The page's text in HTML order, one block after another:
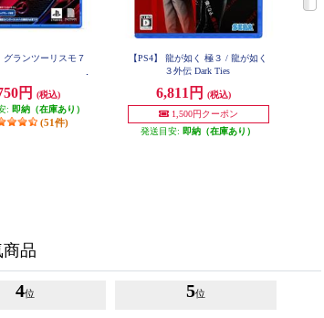
グランツーリスモ７
円
(税込)
: 即納（在庫あり）
(51件)
【PS4】 龍が如く 極３ / 龍が如く
３外伝 Dark Ties
6,811円
(税込)
1,500円クーポン
発送目安: 即納（在庫あり）
品
4位 5位